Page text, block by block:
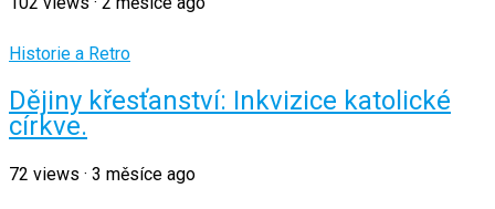
Historie a Retro
Dějiny křesťanství: Inkvizice katolické
církve.
72 views · 3 měsíce ago